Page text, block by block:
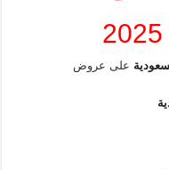
على عروض